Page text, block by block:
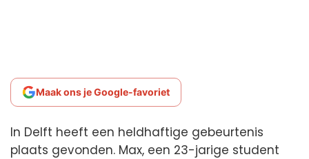
Maak ons je Google-favoriet
In Delft heeft een heldhaftige gebeurtenis
plaats gevonden. Max, een 23-jarige student